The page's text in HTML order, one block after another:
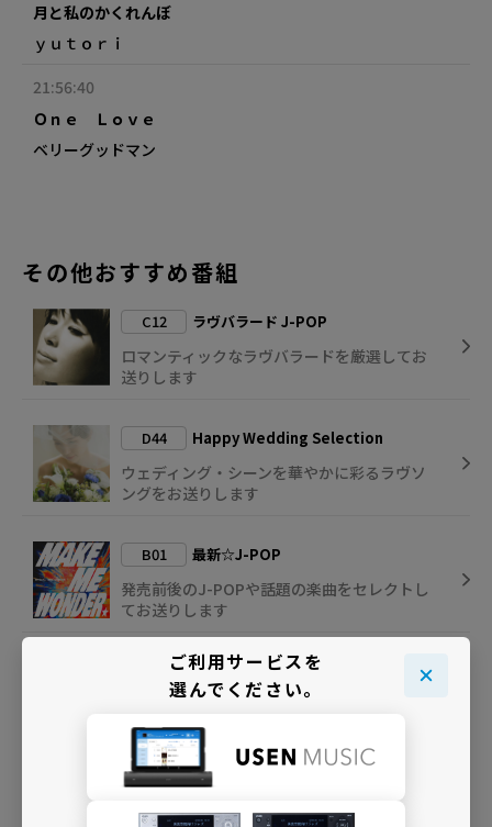
月と私のかくれんぼ
ｙｕｔｏｒｉ
21:56:40
Ｏｎｅ Ｌｏｖｅ
ベリーグッドマン
その他おすすめ番組
C12 ラヴバラード J-POP
ロマンティックなラヴバラードを厳選してお
送りします
D44 Happy Wedding Selection
ウェディング・シーンを華やかに彩るラヴソ
ングをお送りします
B01 最新☆J-POP
発売前後のJ-POPや話題の楽曲をセレクトし
てお送りします
GIRLS J-POP
J-POP女性アーティストの楽曲のみをセレク
トして放送
I04 Kawaii J-POP
女性アイドルたちの楽曲で日本のポップカル
ご利用サービスを
選んでください。